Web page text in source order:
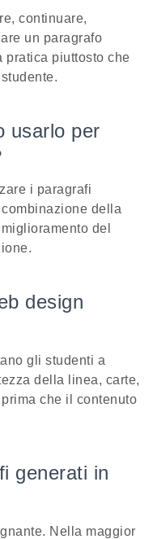
continuare,
un paragrafo
pratica piuttosto che
usarlo per
i paragrafi
della
del
design
gli studenti a
della linea, carte,
che il contenuto
generati in
Nella maggior